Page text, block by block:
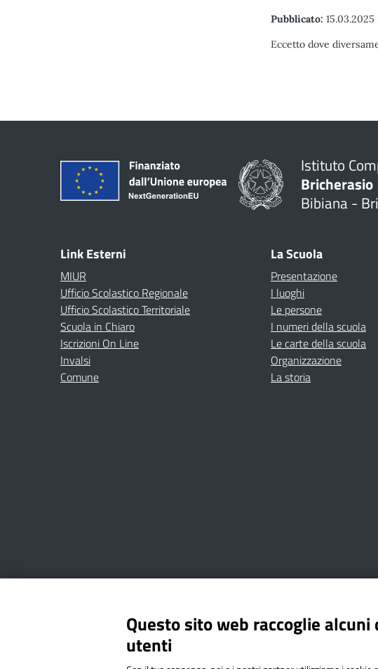
Pubblicato: 15.03.2025
Eccetto dove
Istituto
Bricherasio
Bibiana -
Link Esterni
MIUR
Ufficio Scolastico Regionale
Ufficio Scolastico Territoriale
Scuola in Chiaro
Iscrizioni On Line
Invalsi
Comune
La Scuola
Presentazione
I luoghi
Le persone
I numeri della scuola
Le carte della scuola
Organizzazione
La storia
Amministrazione TrasparenteAlbo onlinePrivacy Policy
Via Cesare Bollea n. 3 - 10064
Questo sito web raccoglie
utenti